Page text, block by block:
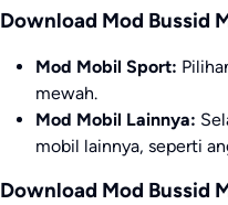
Download Mod Bussid
Mod Mobil Sport:
mewah.
Mod Mobil Lainnya:
mobil lainnya, seperti
Download Mod Bussid